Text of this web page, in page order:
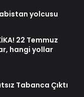
yolcusu
22 Temmuz
hangi yollar
Tabanca Çıktı